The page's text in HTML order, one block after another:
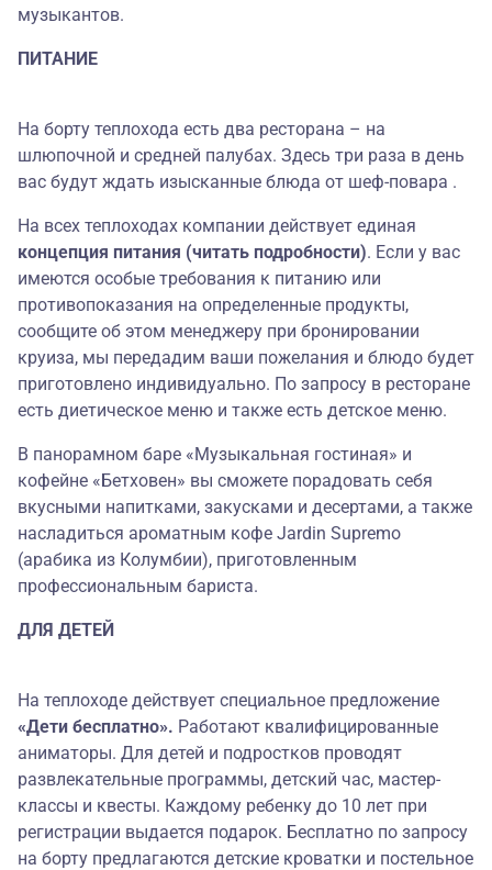
музыкантов.
ПИТАНИЕ
На борту теплохода есть два ресторана – на
шлюпочной и средней палубах. Здесь три раза в день
вас будут ждать изысканные блюда от шеф-повара .
На всех теплоходах компании действует единая
концепция питания (читать подробности). Если у вас
имеются особые требования к питанию или
противопоказания на определенные продукты,
сообщите об этом менеджеру при бронировании
круиза, мы передадим ваши пожелания и блюдо будет
приготовлено индивидуально. По запросу в ресторане
есть диетическое меню и также есть детское меню.
В панорамном баре «Музыкальная гостиная» и
кофейне «Бетховен» вы сможете порадовать себя
вкусными напитками, закусками и десертами, а также
насладиться ароматным кофе Jardin Supremo
(арабика из Колумбии), приготовленным
профессиональным бариста.
ДЛЯ ДЕТЕЙ
На теплоходе действует специальное предложение
«Дети бесплатно». Работают квалифицированные
аниматоры. Для детей и подростков проводят
развлекательные программы, детский час, мастер-
классы и квесты. Каждому ребенку до 10 лет при
регистрации выдается подарок. Бесплатно по запросу
на борту предлагаются детские кроватки и постельное